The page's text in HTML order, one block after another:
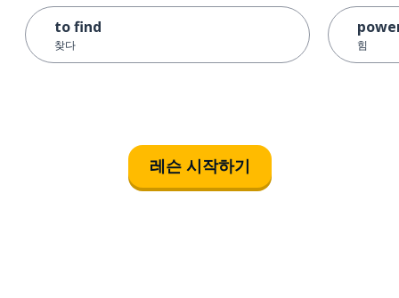
to find
찾다 힘
레슨 시작하기